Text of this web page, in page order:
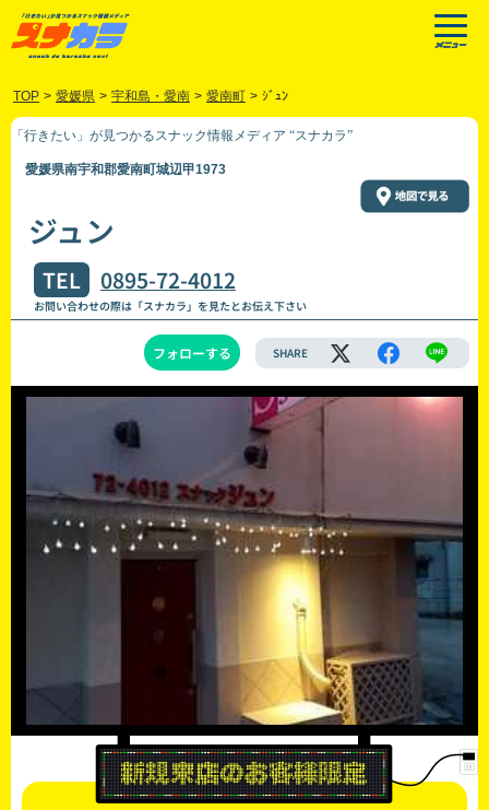
TOP > 愛媛県 > 宇和島・愛南 > 愛南町 > ｼﾞｭﾝ
「行きたい」が見つかるスナック情報メディア “スナカラ”
愛媛県南宇和郡愛南町城辺甲1973
ジュン
TEL 0895-72-4012
お問い合わせの際は「スナカラ」を見たとお伝え下さい
フォローする SHARE